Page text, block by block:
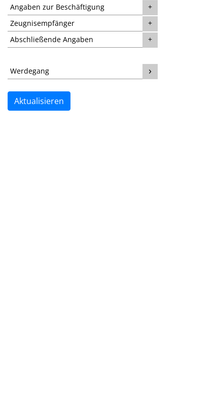
Angaben zur Beschäftigung
Zeugnisempfänger
Abschließende Angaben
Werdegang
Aktualisieren